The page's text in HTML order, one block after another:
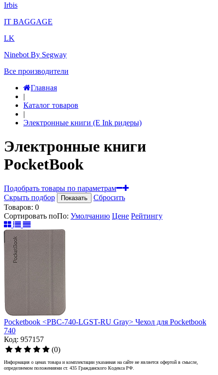
Irbis
IT BAGGAGE
LK
Ninebot By Segway
Все производители
Главная
|
Каталог товаров
|
Электронные книги (E Ink ридеры)
Электронные книги
PocketBook
Подобрать товары по параметрам
Скрыть подбор
Показать
Сбросить
Товаров: 0
Сортировать поПо: Умолчанию Цене Рейтингу
Pocketbook <PBC-740-LGST-RU Gray> Чехол для Pocketbook
740
Код: 957157
(0)
Информация о ценах товара и комплектации указанная на сайте не является офертой в смысле,
определяемом положениями ст. 435 Гражданского Кодекса РФ.